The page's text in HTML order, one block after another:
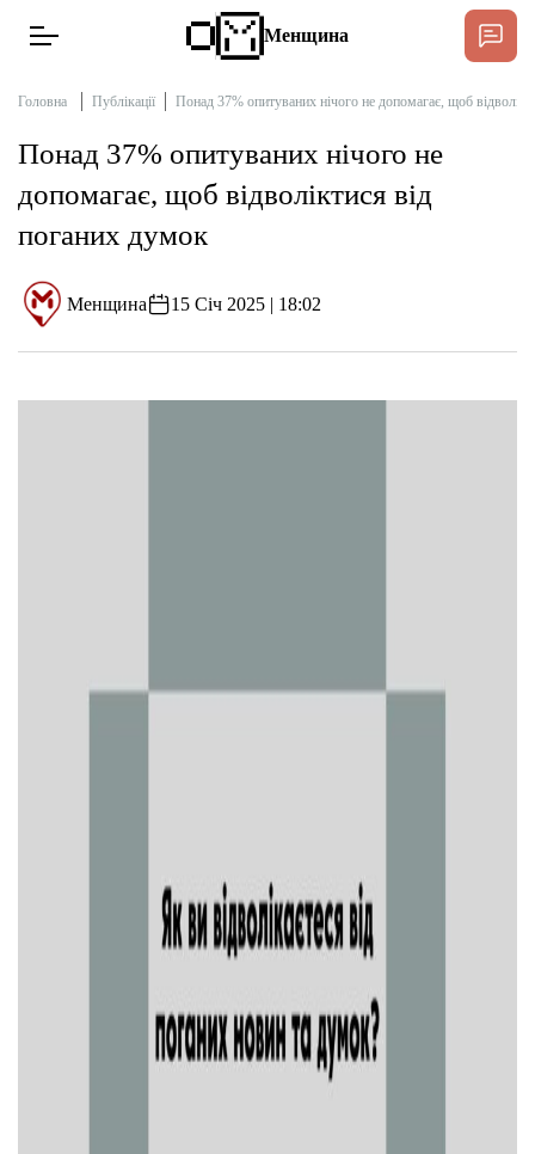
Новини
Тексти
Редакційна політика
Менщина
Головна Публікації Понад 37% опитуваних нічого не допомагає, щоб
Понад 37% опитуваних нічого не
допомагає, щоб відволіктися від
поганих думок
Менщина 15 Січ 2025 | 18:02